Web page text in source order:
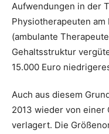
Aufwendungen in der
Physiotherapeuten
(ambulante
Gehaltsstruktur
15.000 Euro
Auch aus diesem
2013 wieder von einer
verlagert. Die